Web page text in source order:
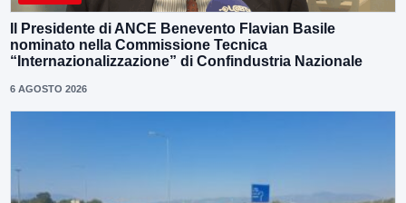
Il Presidente di ANCE Benevento Flavian Basile
nominato nella Commissione Tecnica
“Internazionalizzazione” di Confindustria Nazionale
6 AGOSTO 2026